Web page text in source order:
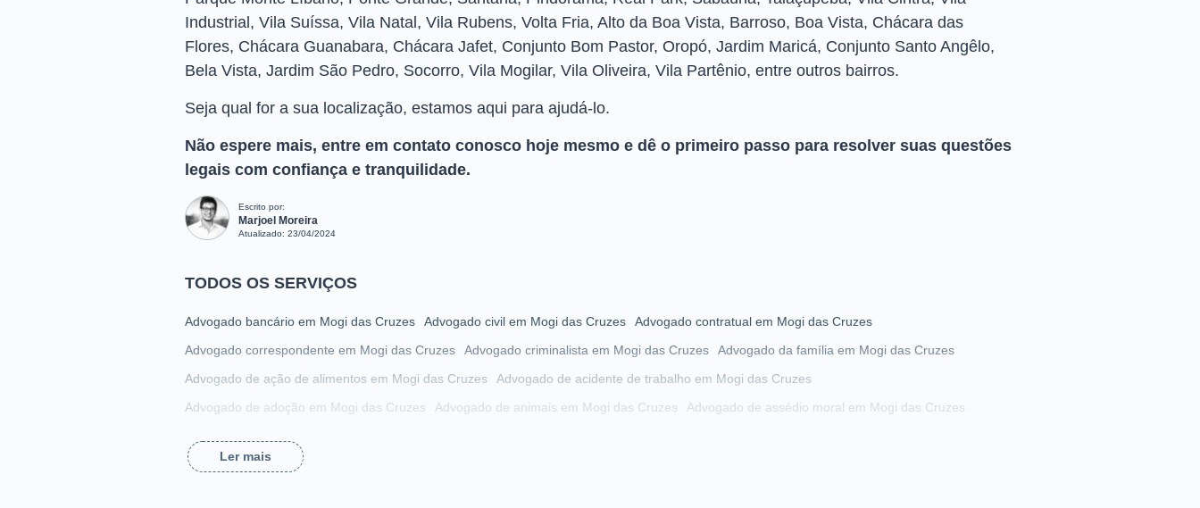
Industrial, Vila Suíssa, Vila Natal, Vila Rubens, Volta Fria, Alto da Boa Vista, Barroso, Boa Vista, Chácara das
Flores, Chácara Guanabara, Chácara Jafet, Conjunto Bom Pastor, Oropó, Jardim Maricá, Conjunto Santo Angêlo,
Bela Vista, Jardim São Pedro, Socorro, Vila Mogilar, Vila Oliveira, Vila Partênio, entre outros bairros.
Seja qual for a sua localização, estamos aqui para ajudá-lo.
Não espere mais, entre em contato conosco hoje mesmo e dê o primeiro passo para resolver suas questões
legais com confiança e tranquilidade.
Escrito por:
Marjoel Moreira
Atualizado: 23/04/2024
TODOS OS SERVIÇOS
Advogado bancário em Mogi das Cruzes Advogado civil em Mogi das Cruzes
Advogado contratual em Mogi das Cruzes
Advogado correspondente em Mogi das Cruzes
Advogado criminalista em Mogi das Cruzes
Advogado da família em Mogi das Cruzes
Advogado de ação de alimentos em Mogi das Cruzes
Advogado de acidente de trabalho em Mogi das Cruzes
Advogado de adoção em Mogi das Cruzes
Advogado de animais em Mogi das Cruzes
Advogado de assédio moral em Mogi das Cruzes
Advogado de busca e apreensão em Mogi das Cruzes
Ler mais